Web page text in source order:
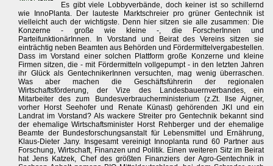
Es gibt viele Lobbyverbände, doch keiner ist so schillernd
wie InnoPlanta. Der lauteste Marktschreier pro grüner Gentechnik ist
vielleicht auch der wichtigste. Denn hier sitzen sie alle zusammen: Die
Konzerne - große wie kleine -, die ForscherInnen und
ParteifunktionärInnen. In Vorstand und Beirat des Vereins sitzen sie
einträchtig neben Beamten aus Behörden und Fördermittelvergabestellen.
Dass im Vorstand einer solchen Plattform große Konzerne und kleine
Firmen sitzen, die - mit Fördermitteln vollgepumpt - in den letzten Jahren
ihr Glück als GentechnikerInnen versuchten, mag wenig überraschen.
Was aber machen die Geschäftsführerin der regionalen
Wirtschaftsförderung, der Vize des Landesbauernverbandes, ein
Mitarbeiter des zum Bundesverbraucherministerium (z.Zt. Ilse Aigner,
vorher Horst Seehofer und Renate Künast) gehörenden JKI und ein
Landrat im Vorstand? Als wackere Streiter pro Gentechnik bekannt sind
der ehemalige Wirtschaftsminister Horst Rehberger und der ehemalige
Beamte der Bundesforschungsanstalt für Lebensmittel und Ernährung,
Klaus-Dieter Jany. Insgesamt vereinigt Innoplanta rund 60 Partner aus
Forschung, Wirtschaft, Finanzen und Politik. Einen weiteren Sitz im Beirat
hat Jens Katzek, Chef des größten Finanziers der Agro-Gentechnik in